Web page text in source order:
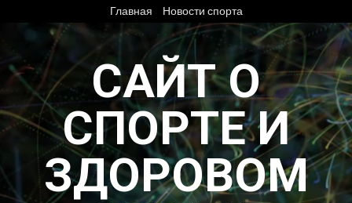
содержимому
Главная Новости спорта
САЙТ О
СПОРТЕ И
ЗДОРОВОМ